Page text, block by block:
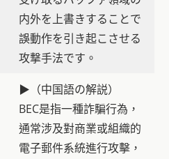
内外を上書きすることで
誤動作を引き起こさせる
攻撃手法です。
▶（中国語の解説）
BEC是指一種詐騙行為，
通常涉及對商業或組織的
電子郵件系統進行攻擊，